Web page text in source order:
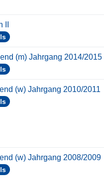
II
(m) Jahrgang 2014/2015
(w) Jahrgang 2010/2011
(w) Jahrgang 2008/2009